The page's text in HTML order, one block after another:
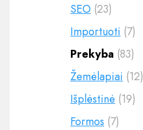
SEO (23)
Importuoti (7)
Prekyba (83)
Žemėlapiai (12)
Išplėstinė (19)
Formos (7)